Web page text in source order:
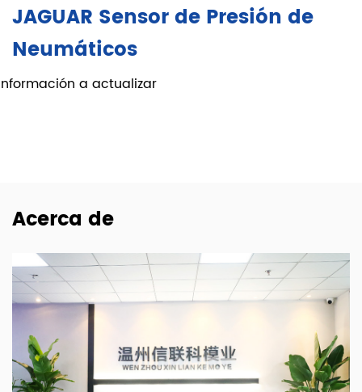
JAGUAR Sensor de Presión de
Neumáticos
a actualizar
Acerca de